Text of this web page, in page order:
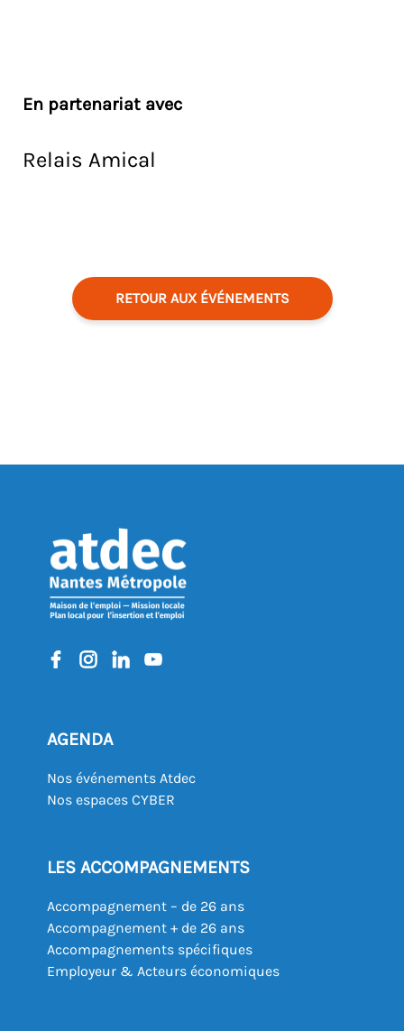
En partenariat avec
Relais Amical
RETOUR AUX ÉVÉNEMENTS
AGENDA
Nos événements Atdec
Nos espaces CYBER
LES ACCOMPAGNEMENTS
Accompagnement – de 26 ans
Accompagnement + de 26 ans
Accompagnements spécifiques
Employeur & Acteurs économiques